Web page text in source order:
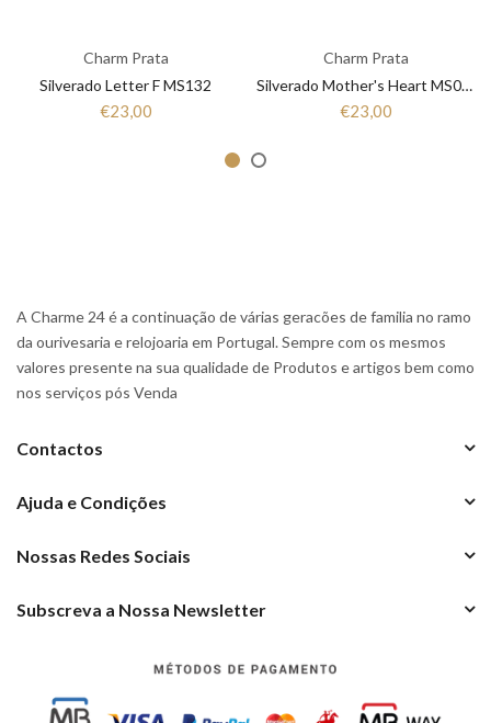
Charm Prata
Silverado Letter F MS132
€23,00
Charm Prata
Silverado Mother's Heart MS064
€23,00
A Charme 24 é a continuação de várias geracões de familia no ramo
da ourivesaria e relojoaria em Portugal. Sempre com os mesmos
valores presente na sua qualidade de Produtos e artigos bem como
nos serviços pós Venda
Contactos
Ajuda e Condições
Nossas Redes Sociais
Subscreva a Nossa Newsletter